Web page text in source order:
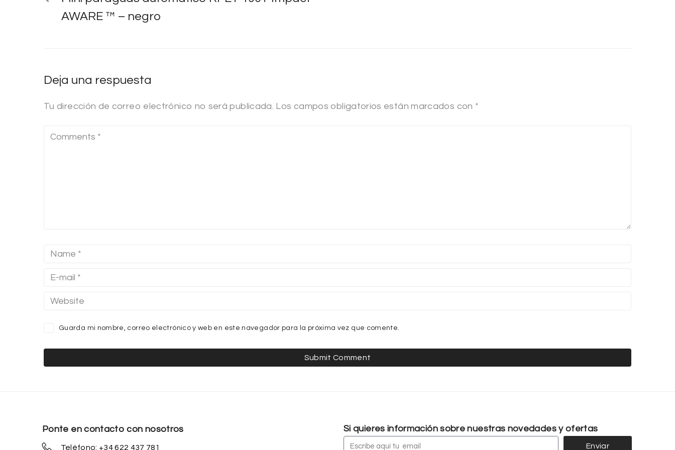
AWARE ™ – negro
Deja una respuesta
Tu dirección de correo electrónico no será publicada. Los campos obligatorios están marcados con *
Guarda mi nombre, correo electrónico y web en este navegador para la próxima vez que comente.
Ponte en contacto con nosotros
Teléfono: +34 622 437 781
Si quieres información sobre nuestras novedades y ofertas
Enviar